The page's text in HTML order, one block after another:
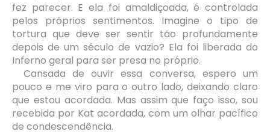
fez parecer. E ela foi amaldiçoada, é controlada
pelos próprios sentimentos. Imagine o tipo de
tortura que deve ser sentir tão profundamente
depois de um século de vazio? Ela foi liberada do
Inferno geral para ser presa no próprio.
Cansada de ouvir essa conversa, espero um
pouco e me viro para o outro lado, deixando claro
que estou acordada. Mas assim que faço isso, sou
recebida por Kat acordada, com um olhar pacífico
de condescendência.